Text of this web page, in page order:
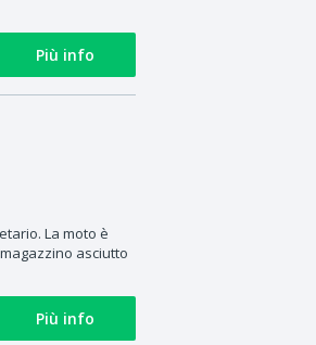
Più info
La moto è
asciutto
Più info